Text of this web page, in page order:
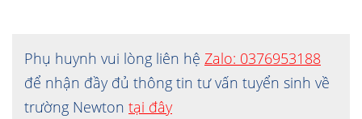
Phụ huynh vui lòng liên hệ Zalo: 0376953188
để nhận đầy đủ thông tin tư vấn tuyển sinh về
trường Newton tại đây